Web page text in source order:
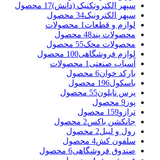
سپهر الکتروتکنیک (دانش)17 محصول
سپهر الکترونیک34 محصول
لوازم و قطعات 1 محصولات
محصولات پند48 محصول
محصولات محک55 محصول
لوازم فروشگاهی100 محصول
آسیاب صنعتی 1 محصولات
بارکد خوان6 محصول
باسکول196 محصول
پرس نایلون55 محصول
پوز 9 محصول
ترازو159 محصول
جانکشن باکس2 محصول
رول و لیبل2 محصول
سلفون کش4 محصول
صندوق فروشگاهی6 محصول